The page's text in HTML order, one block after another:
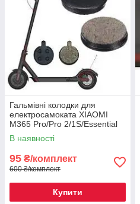
Гальмівні колодки для
електросамоката XIAOMI
M365 Pro/Pro 2/1S/Essential
В наявності
95 ₴/комплект
600 ₴/комплект
Купити